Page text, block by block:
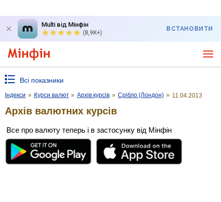
Multi від Мінфін
(8,9K+)
ВСТАНОВИТИ
Всі показники
Індекси » Курси валют » Архів курсів » Срібло (Лондон) » 11.04.2013
Архів валютних курсів
Все про валюту теперь і в застосунку від Мінфін